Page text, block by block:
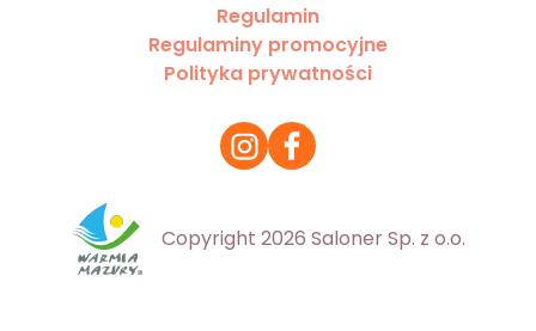
Regulamin
Regulaminy promocyjne
Polityka prywatności
Copyright 2026 Saloner Sp. z o.o.